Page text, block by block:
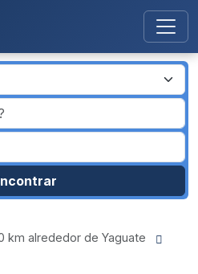
km alrededor de Yaguate